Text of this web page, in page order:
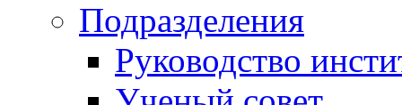
Подразделения
Руководство